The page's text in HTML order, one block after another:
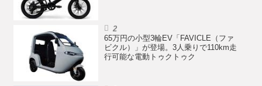
65万円の小型3輪EV「FAVICLE（ファ
ビクル）」が登場。3人乗りで110km走
行可能な電動トゥクトゥク